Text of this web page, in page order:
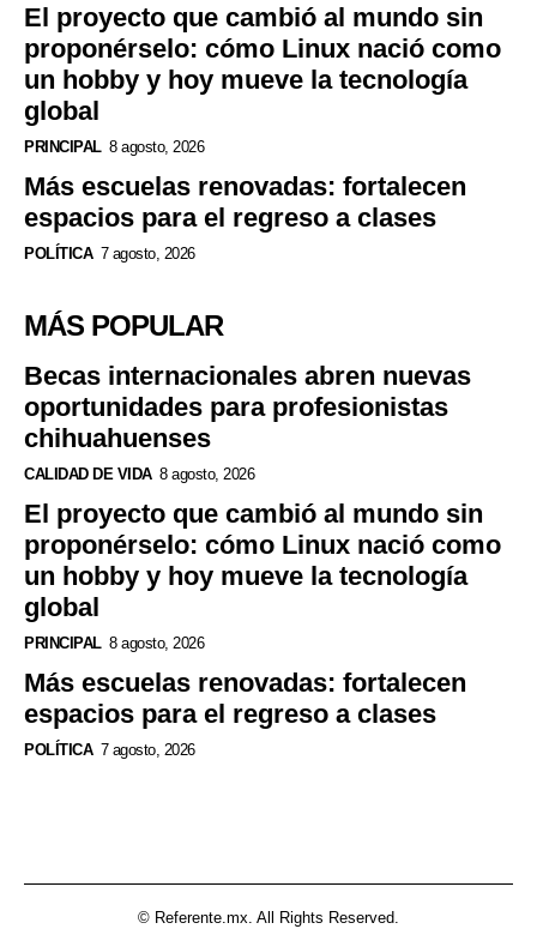
El proyecto que cambió al mundo sin
proponérselo: cómo Linux nació como
un hobby y hoy mueve la tecnología
global
PRINCIPAL 8 agosto, 2026
Más escuelas renovadas: fortalecen
espacios para el regreso a clases
POLÍTICA 7 agosto, 2026
MÁS POPULAR
Becas internacionales abren nuevas
oportunidades para profesionistas
chihuahuenses
CALIDAD DE VIDA 8 agosto, 2026
El proyecto que cambió al mundo sin
proponérselo: cómo Linux nació como
un hobby y hoy mueve la tecnología
global
PRINCIPAL 8 agosto, 2026
Más escuelas renovadas: fortalecen
espacios para el regreso a clases
POLÍTICA 7 agosto, 2026
© Referente.mx. All Rights Reserved.